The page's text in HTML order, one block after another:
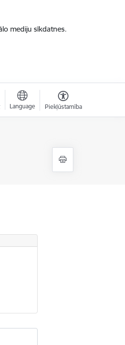
mediju sīkdatnes.
Language Piekļūstamība